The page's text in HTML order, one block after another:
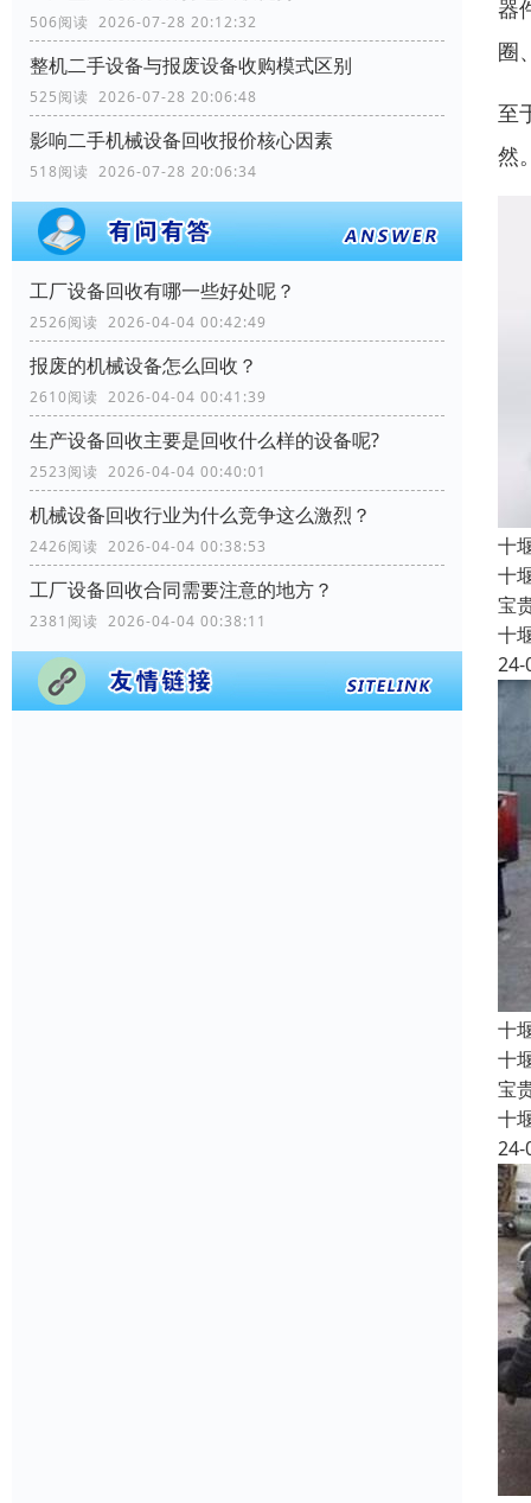
506阅读 2026-07-28 20:12:32
整机二手设备与报废设备收购模式区别
525阅读 2026-07-28 20:06:48
影响二手机械设备回收报价核心因素
518阅读 2026-07-28 20:06:34
工厂设备回收有哪一些好处呢？
2526阅读 2026-04-04 00:42:49
报废的机械设备怎么回收？
2610阅读 2026-04-04 00:41:39
生产设备回收主要是回收什么样的设备呢?
2523阅读 2026-04-04 00:40:01
机械设备回收行业为什么竞争这么激烈？
2426阅读 2026-04-04 00:38:53
工厂设备回收合同需要注意的地方？
2381阅读 2026-04-04 00:38:11
器
圈
至
然
十
十
宝
十
24-
十
十
宝
十
24-